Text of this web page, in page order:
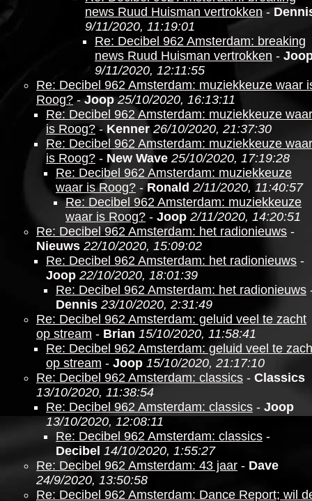
news Ruud Huisman vertrokken-
9/11/2020, 11:19:01
Re: Decibel 962 Amsterdam: breaking
news Ruud Huisman vertrokken -
9/11/2020, 12:11:55
Re: Decibel 962 Amsterdam: muziekkeuze waar
Roog? -Joop 25/10/2020, 16:13:11
Re: Decibel 962 Amsterdam: muziekkeuze waar
is Roog?- Kenner 26/10/2020, 21:37:30
Re: Decibel 962 Amsterdam: muziekkeuze waar
is Roog? - New Wave 25/10/2020, 17:19:28
Re: Decibel 962 Amsterdam: muziekkeuze
waar is Roog? -Ronald 2/11/2020, 11:40:57
Re: Decibel 962 Amsterdam: muziekkeuze
waar is Roog? - Joop 2/11/2020, 14:20:51
Re: Decibel 962 Amsterdam: het radionieuws -
Nieuws 22/10/2020, 15:09:02
Re: Decibel 962 Amsterdam: het radionieuws -
Joop 22/10/2020, 18:01:39
Re: Decibel 962 Amsterdam: het radionieuws
Dennis 23/10/2020, 2:31:49
Re: Decibel 962 Amsterdam: geluid veel te zacht
op stream - Brian 15/10/2020, 11:58:41
Re: Decibel 962 Amsterdam: geluid veel te
op stream - Joop 15/10/2020, 21:17:10
Re: Decibel 962 Amsterdam: classics - Classics
13/10/2020, 11:38:54
Re: Decibel 962 Amsterdam: classics - Joop
13/10/2020, 12:08:11
Re: Decibel 962 Amsterdam: classics -
Decibel 14/10/2020, 1:55:27
Re: Decibel 962 Amsterdam: 43 jaar - Dave
24/9/2020, 13:50:58
Re: Decibel 962 Amsterdam: Dance Report; wil